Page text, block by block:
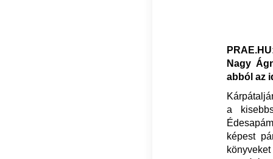
Nagy
abból az
a
képest